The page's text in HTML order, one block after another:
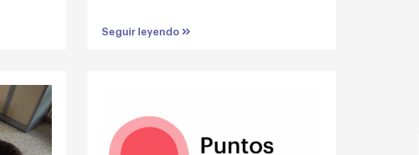
Seguir leyendo